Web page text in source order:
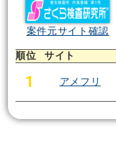
案件元サイト確認
順位 サイト
1 アメフリ